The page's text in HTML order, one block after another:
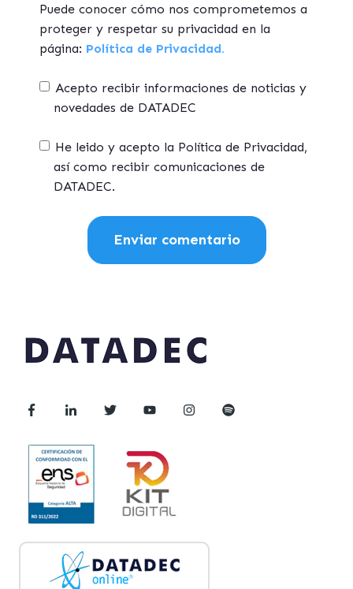
Puede conocer cómo nos comprometemos a
proteger y respetar su privacidad en la
página: Política de Privacidad.
Acepto recibir informaciones de noticias y
novedades de DATADEC
He leido y acepto la Política de Privacidad,
así como recibir comunicaciones de
DATADEC.